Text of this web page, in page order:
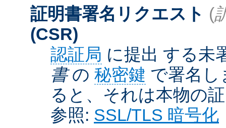
証明書署名リクエスト (
(CSR)
認証局 に提出 する未
書の 秘密鍵 で署名し
ると、それは本物の
参照: SSL/TLS 暗号化